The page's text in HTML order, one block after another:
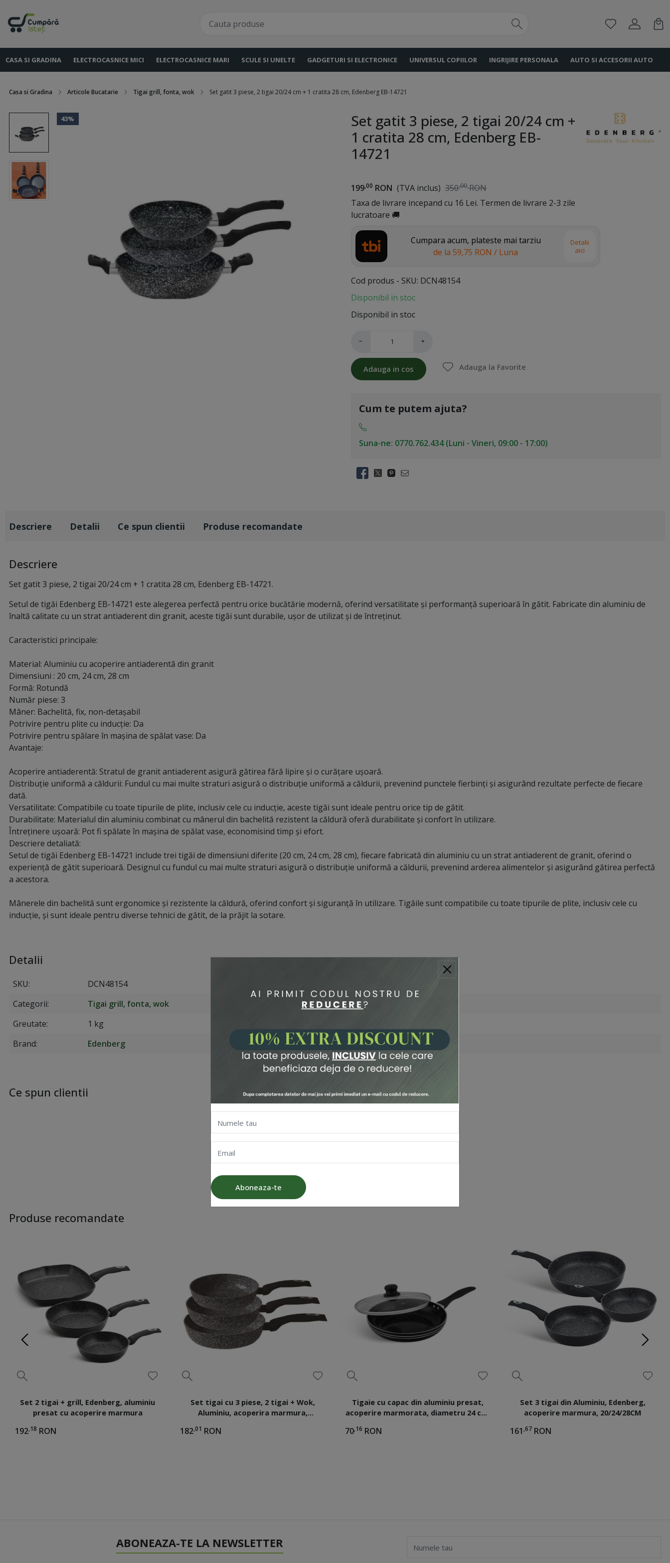
CASA SI GRADINA ELECTROCASNICE MICI ELECTROCASNICE MARI SCULE SI UNELTE GADGETURI SI ELECTRONICE UNIVERSUL COPIILOR INGRIJIRE PERSONALA AUTO SI ACCESORII AUTO
Casa si Gradina Articole Bucatarie Tigai grill, fonta, wok Set gatit 3 piese, 2 tigai 20/24 cm + 1 cratita 28 cm, Edenberg EB-14721
43%
Set gatit 3 piese, 2 tigai 20/24 cm +
1 cratita 28 cm, Edenberg EB-
14721
199,00 RON (TVA inclus) 350,00 RON
Taxa de livrare incepand cu 16 Lei. Termen de livrare 2-3 zile
lucratoare 🚚
Cumpara acum, plateste mai tarziu
de la 59,75 RON / Luna
Detalii
aici
Cod produs - SKU DCN48154
Disponibil in stoc
Disponibil in stoc
− +
Adauga in cos Adauga la Favorite
Cum te putem ajuta?
Suna-ne: 0770.762.434 (Luni - Vineri, 09:00 - 17:00)
Descriere Detalii Ce spun clientii Produse recomandate
Descriere
Set gatit 3 piese, 2 tigai 20/24 cm + 1 cratita 28 cm, Edenberg EB-14721.
Setul de tigăi Edenberg EB-14721 este alegerea perfectă pentru orice bucătărie modernă, oferind versatilitate și performanță superioară în gătit. Fabricate din aluminiu de
înaltă calitate cu un strat antiaderent din granit, aceste tigăi sunt durabile, ușor de utilizat și de întreținut.
Caracteristici principale:
Material: Aluminiu cu acoperire antiaderentă din granit
Dimensiuni : 20 cm, 24 cm, 28 cm
Formă: Rotundă
Număr piese: 3
Mâner: Bachelită, fix, non-detașabil
Potrivire pentru plite cu inducție: Da
Potrivire pentru spălare în mașina de spălat vase: Da
Avantaje:
Acoperire antiaderentă: Stratul de granit antiaderent asigură gătirea fără lipire și o curățare ușoară.
Distribuție uniformă a căldurii: Fundul cu mai multe straturi asigură o distribuție uniformă a căldurii, prevenind punctele fierbinți și asigurând rezultate perfecte de fiecare
dată.
Versatilitate: Compatibile cu toate tipurile de plite, inclusiv cele cu inducție, aceste tigăi sunt ideale pentru orice tip de gătit.
Durabilitate: Materialul din aluminiu combinat cu mânerul din bachelită rezistent la căldură oferă durabilitate și confort în utilizare.
Întreținere ușoară: Pot fi spălate în mașina de spălat vase, economisind timp și efort.
Descriere detaliată:
Setul de tigăi Edenberg EB-14721 include trei tigăi de dimensiuni diferite (20 cm, 24 cm, 28 cm), fiecare fabricată din aluminiu cu un strat antiaderent de granit, oferind o
experiență de gătit superioară. Designul cu fundul cu mai multe straturi asigură o distribuție uniformă a căldurii, prevenind arderea alimentelor și asigurând gătirea perfectă
a acestora.
Mânerele din bachelită sunt ergonomice și rezistente la căldură, oferind confort și siguranță în utilizare. Tigăile sunt compatibile cu toate tipurile de plite, inclusiv cele cu
inducție, și sunt ideale pentru diverse tehnici de gătit, de la prăjit la sotare.
Detalii
SKU
DCN48154
Categorii
Tigai grill, fonta, wok
Greutate
1 kg
Brand
Edenberg
Ce spun clientii
Produse recomandate
Set 2 tigai + grill, Edenberg, aluminiu
presat cu acoperire marmura
192,18 RON
Set tigai cu 3 piese, 2 tigai + Wok,
Aluminiu, acoperira marmura,
182,01 RON
Tigaie cu capac din aluminiu presat,
acoperire marmorata, diametru 24 cm,
70,16 RON
Set 3 tigai din Aluminiu, Edenberg,
acoperire marmura, 20/24/28CM
161 ,67 RON
ABONEAZA-TE LA NEWSLETTER Numele tau
Numele tau
Email
Aboneaza-te